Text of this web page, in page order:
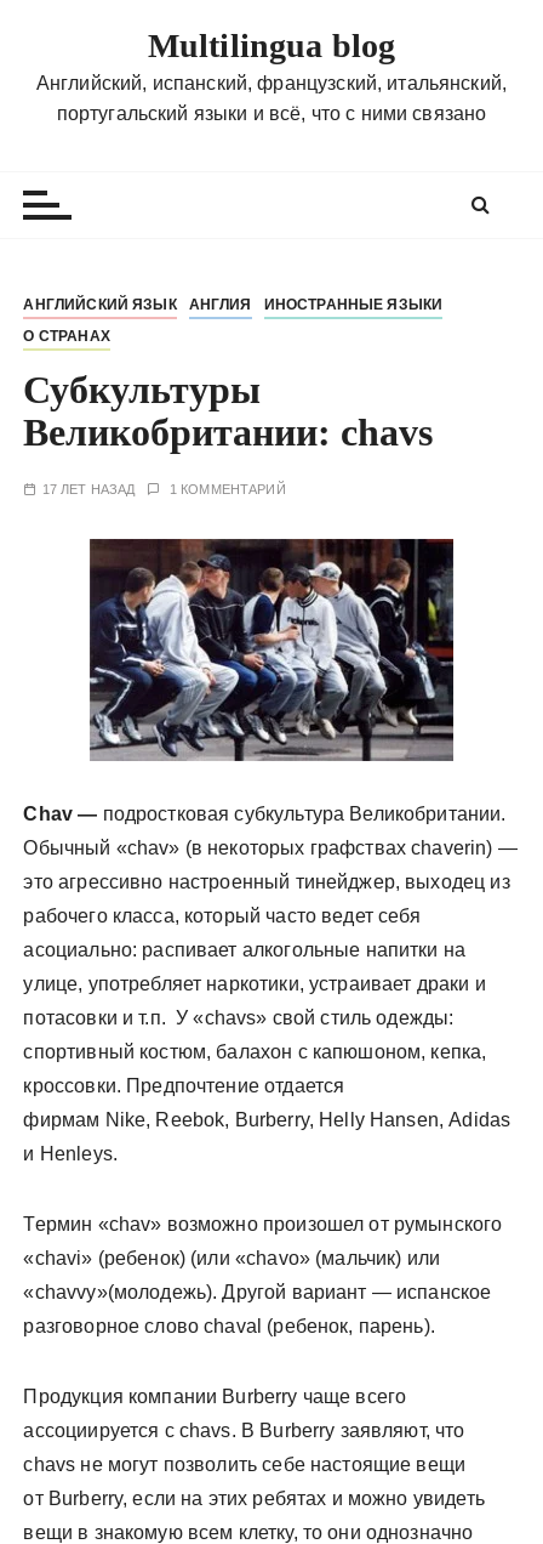
Multilingua blog
Английский, испанский, французский, итальянский,
португальский языки и всё, что с ними связано
АНГЛИЙСКИЙ ЯЗЫК АНГЛИЯ
ИНОСТРАННЫЕ ЯЗЫКИ
О СТРАНАХ
Субкультуры
Великобритании: chavs
17 ЛЕТ НАЗАД 1 КОММЕНТАРИЙ
Chav — подростковая субкультура Великобритании.
Обычный «chav» (в некоторых графствах chaverin) —
это агрессивно настроенный тинейджер, выходец из
рабочего класса, который часто ведет себя
асоциально: распивает алкогольные напитки на
улице, употребляет наркотики, устраивает драки и
потасовки и т.п. У «chavs» свой стиль одежды:
спортивный костюм, балахон с капюшоном, кепка,
кроссовки. Предпочтение отдается
фирмам Nike, Reebok, Burberry, Helly Hansen, Adidas
и Henleys.
Термин «chav» возможно произошел от румынского
«chavi» (ребенок) (или «chavo» (мальчик) или
«chavvy»(молодежь). Другой вариант — испанское
разговорное слово chaval (ребенок, парень).
Продукция компании Burberry чаще всего
ассоциируется с chavs. В Burberry заявляют, что
chavs не могут позволить себе настоящие вещи
от Burberry, если на этих ребятах и можно увидеть
вещи в знакомую всем клетку, то они однозначно